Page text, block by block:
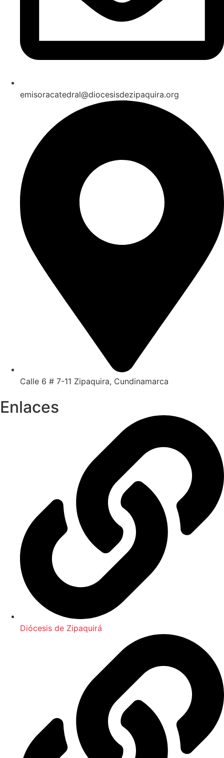
emisoracatedral@diocesisdezipaquira.org
Calle 6 # 7-11 Zipaquira, Cundinamarca
Enlaces
Diócesis de Zipaquirá